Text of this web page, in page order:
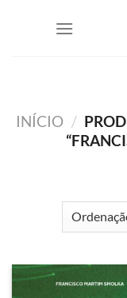
INÍCIO /